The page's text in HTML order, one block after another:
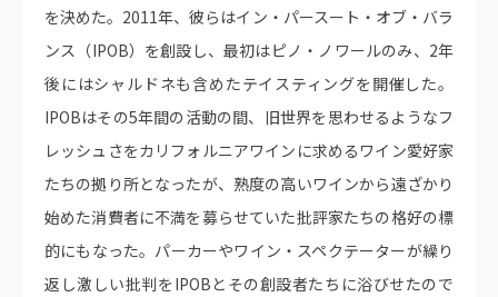
を決めた。2011年、彼らはイン・パースート・オブ・バラ
ンス（IPOB）を創設し、最初はピノ・ノワールのみ、2年
後にはシャルドネも含めたテイスティングを開催した。
IPOBはその5年間の活動の間、旧世界を思わせるようなフ
レッシュさをカリフォルニアワインに求めるワイン愛好家
たちの拠り所となったが、熟度の高いワインから遠ざかり
始めた消費者に不満を募らせていた批評家たちの格好の標
的にもなった。パーカーやワイン・スペクテーターが繰り
返し激しい批判をIPOBとその創設者たちに浴びせたので